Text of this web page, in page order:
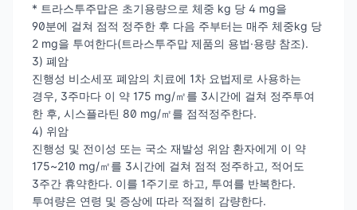
* 트라스투주맙은 초기용량으로 체중 kg 당 4 mg을
90분에 걸쳐 점적 정주한 후 다음 주부터는 매주 체중kg 당
2 mg을 투여한다(트라스투주맙 제품의 용법·용량 참조).
3) 폐암
진행성 비소세포 폐암의 치료에 1차 요법제로 사용하는
경우, 3주마다 이 약 175 mg/㎡를 3시간에 걸쳐 정주투여
한 후, 시스플라틴 80 mg/㎡를 점적정주한다.
4) 위암
진행성 및 전이성 또는 국소 재발성 위암 환자에게 이 약
175~210 mg/㎡를 3시간에 걸쳐 점적 정주하고, 적어도
3주간 휴약한다. 이를 1주기로 하고, 투여를 반복한다.
투여량은 연령 및 증상에 따라 적절히 감량한다.